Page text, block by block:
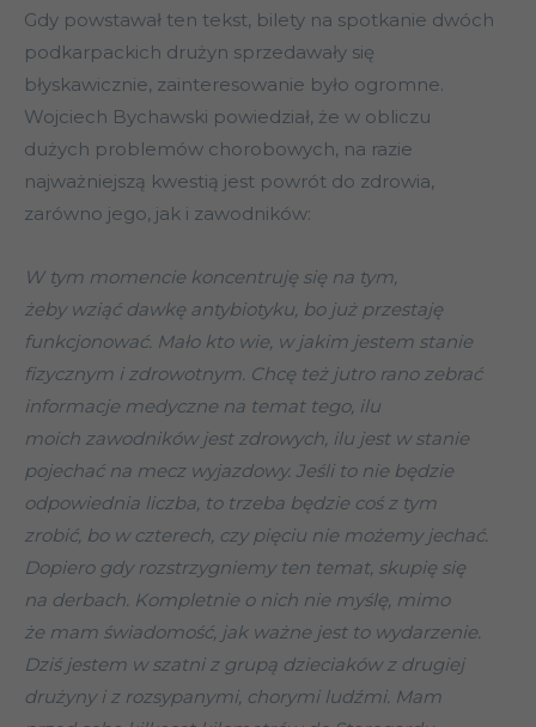
Gdy powstawał ten tekst, bilety na spotkanie dwóch
podkarpackich drużyn sprzedawały się
błyskawicznie, zainteresowanie było ogromne.
Wojciech Bychawski powiedział, że w obliczu
dużych problemów chorobowych, na razie
najważniejszą kwestią jest powrót do zdrowia,
zarówno jego, jak i zawodników:
W tym momencie koncentruję się na tym,
żeby wziąć dawkę antybiotyku, bo już przestaję
funkcjonować. Mało kto wie, w jakim jestem stanie
fizycznym i zdrowotnym. Chcę też jutro rano zebrać
informacje medyczne na temat tego, ilu
moich zawodników jest zdrowych, ilu jest w stanie
pojechać na mecz wyjazdowy. Jeśli to nie będzie
odpowiednia liczba, to trzeba będzie coś z tym
zrobić, bo w czterech, czy pięciu nie możemy jechać.
Dopiero gdy rozstrzygniemy ten temat, skupię się
na derbach. Kompletnie o nich nie myślę, mimo
że mam świadomość, jak ważne jest to wydarzenie.
Dziś jestem w szatni z grupą dzieciaków z drugiej
drużyny i z rozsypanymi, chorymi ludźmi. Mam